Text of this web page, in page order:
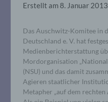
Erstellt am8. Januar 2013
Das Auschwitz-Komitee in
Deutschland e. V. hat
Medienberichterstattung
Mordorganisation
(NSU) und das damit
Agieren staatlicher
Metapher „auf dem